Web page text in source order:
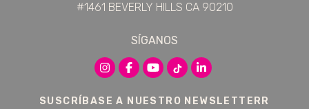
#1461 BEVERLY HILLS CA 90210
SÍGANOS
SUSCRÍBASE A NUESTRO NEWSLETTERR